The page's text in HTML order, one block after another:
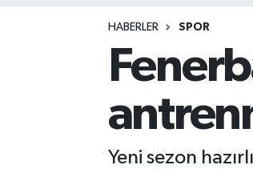
HABERLER SPOR
Yeni sezon